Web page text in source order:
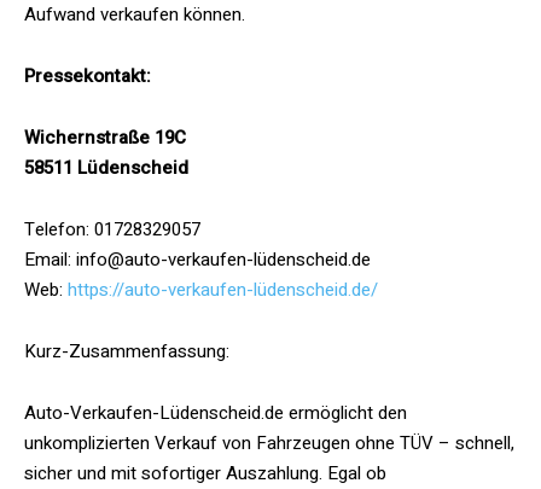
Aufwand verkaufen können.​
Pressekontakt:
Wichernstraße 19C
58511 Lüdenscheid
Telefon: 01728329057
Email: info@auto-verkaufen-lüdenscheid.de
Web: https://auto-verkaufen-lüdenscheid.de/
Kurz-Zusammenfassung:
Auto-Verkaufen-Lüdenscheid.de ermöglicht den
unkomplizierten Verkauf von Fahrzeugen ohne TÜV – schnell,
sicher und mit sofortiger Auszahlung. Egal ob